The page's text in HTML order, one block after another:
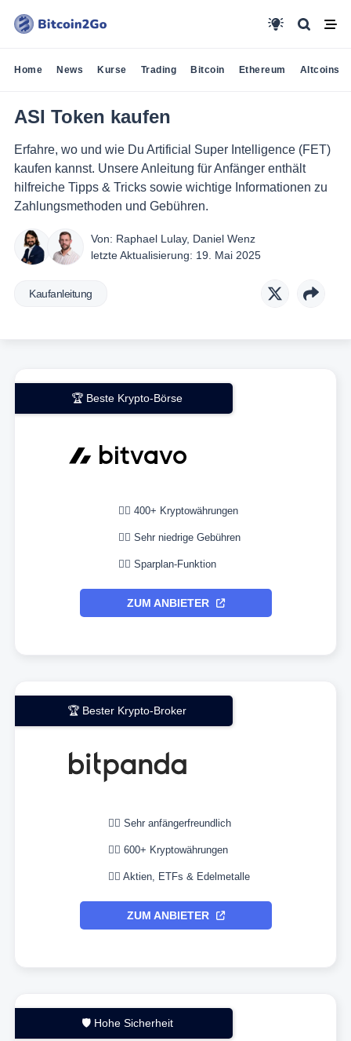
Home News Kurse Trading Bitcoin Ethereum Altcoins
ASI Token kaufen
Erfahre, wo und wie Du Artificial Super Intelligence (FET)
kaufen kannst. Unsere Anleitung für Anfänger enthält
hilfreiche Tipps & Tricks sowie wichtige Informationen zu
Zahlungsmethoden und Gebühren.
Von: Raphael Lulay, Daniel Wenz
letzte Aktualisierung: 19. Mai 2025
Kaufanleitung
🏆 Beste Krypto-Börse
👉🏼 400+ Kryptowährungen
👉🏼 Sehr niedrige Gebühren
👉🏼 Sparplan-Funktion
ZUM ANBIETER
🏆 Bester Krypto-Broker
👉🏼 Sehr anfängerfreundlich
👉🏼 600+ Kryptowährungen
👉🏼 Aktien, ETFs & Edelmetalle
ZUM ANBIETER
🛡️ Hohe Sicherheit